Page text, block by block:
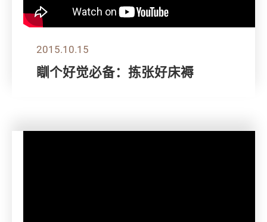
2015.10.15
瞓个好觉必备：拣张好床褥